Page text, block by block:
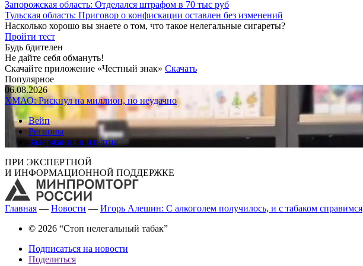
Запорожская область: Отделался штрафом в 70 тыс руб
Тульская область: Приговор о конфискации оставлен без изменений
Насколько хорошо вы знаете о том, что такое нелегальные сигареты?
Пройти тест
Будь бдителен
Не дайте себя обмануть!
Скачайте приложение «Честный знак» Скачать
Популярное
06.08.2026
ХМАО: Рискнул на миллион, но неудачно
Вейп
Регионы
Задержания и изъятия
ПРИ ЭКСПЕРТНОЙ
И ИНФОРМАЦИОННОЙ ПОДДЕРЖКЕ
Главная — Новости — Игорь Алешин: С алкоголем получилось, и с табаком справимся
© 2026 “Стоп нелегальный табак”
Подписаться на новости
Поделиться